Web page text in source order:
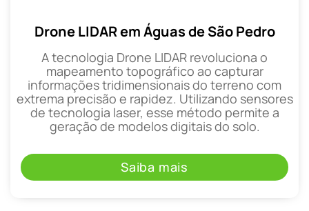
Drone LIDAR em Águas de São Pedro
A tecnologia Drone LIDAR revoluciona o
mapeamento topográfico ao capturar
informações tridimensionais do terreno com
extrema precisão e rapidez. Utilizando sensores
de tecnologia laser, esse método permite a
geração de modelos digitais do solo.
Saiba mais